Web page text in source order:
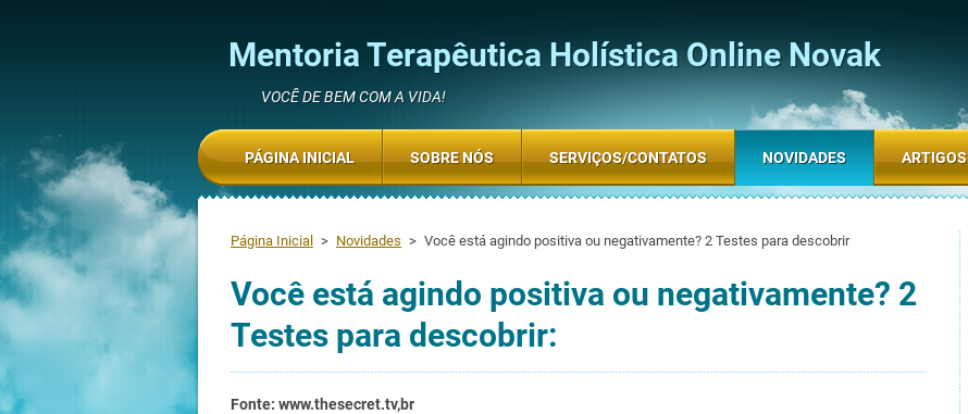
Mentoria Terapêutica Holística Online Novak
VOCÊ DE BEM COM A VIDA!
Página Inicial > Novidades > Você está agindo positiva ou negativamente? 2 Testes para descobrir
Você está agindo positiva ou negativamente? 2
Testes para descobrir:
Fonte: www.thesecret.tv,br
PÁGINA INICIAL SOBRE NÓS SERVIÇOS/CONTATOS NOVIDADES ARTIGOS